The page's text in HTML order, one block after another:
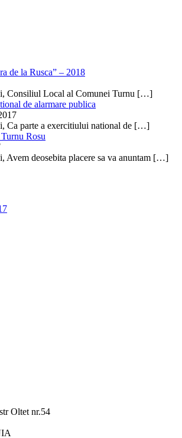
de la Rusca” – 2018
Consiliul Local al Comunei Turnu […]
de alarmare publica
Ca parte a exercitiului national de […]
Rosu
Avem deosebita placere sa va anuntam […]
Oltet nr.54